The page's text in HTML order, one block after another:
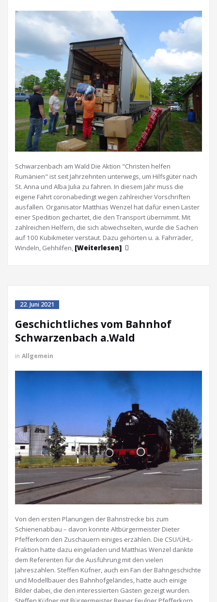
Schwarzenbach am Wald Die Aktion "Christen helfen
Rumänien" ist seit Jahrzehnten unterwegs, um Hilfsgüter nach
St. Anna und Alba Julia zu fahren. In diesem Jahr muss die
eigene Fahrt coronabedingt wegen zahlreicher Vorschriften
ausfallen. Organisator Matthias Wenzel hat dafür einen Laster
einer Spedition gechartet, die den Transport übernimmt. Mit
zahlreichen Helfern, die sich abwechselten, wurde die Sachen
auf 100 Kubikmeter verstaut. Dazu gehörten u. a. Fahrräder,
Windeln, Gehhilfen, [Weiterlesen]
22. Juni 2021
Geschichtliches vom Bahnhof
Schwarzenbach a.Wald
in Allgemein
Von den ersten Planungen der Bahnstrecke bis zum
Schienenabbau – davon konnte Altbürgermeister Dieter
Pfefferkorn den Zuschauern einiges erzählen. Die CSU/ÜHL-
Fraktion hatte dazu eingeladen und Matthias Wenzel dankte
dem Referenten für die Ausführung mit den vielen
Jahreszahlen. Steffen Küfner, auch ein Fan der Bahngeschichte
und Modellbauer des Bahnhofgeländes, hatte auch einige
Bilder dabei, die den interessierten Gästen gezeigt wurden.